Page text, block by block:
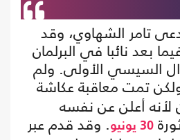
تامر الشهاوي، وقد
بعد نائبا في البرلمان
السيسي الأولى. ولم
تمت معاقبة عكاشة
لأنه أعلن عن نفسه
30 يونيو
. وقد قدم عبر